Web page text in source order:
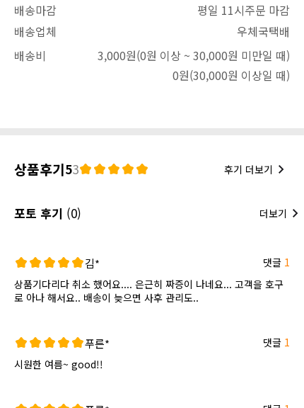
배송마감
평일 11시주문 마감
배송업체
우체국택배
배송비
3,000원(0원 이상 ~ 30,000원 미만일 때)
0원(30,000원 이상일 때)
상품후기53 후기 더보기
포토 후기 (0) 더보기
김* 댓글 1
상품기다리다 취소 했어요.... 은근히 짜증이 나네요... 고객을 호구
로 아나 해서요.. 배송이 늦으면 사후 관리도..
푸른* 댓글 1
시원한 여름~ good!!